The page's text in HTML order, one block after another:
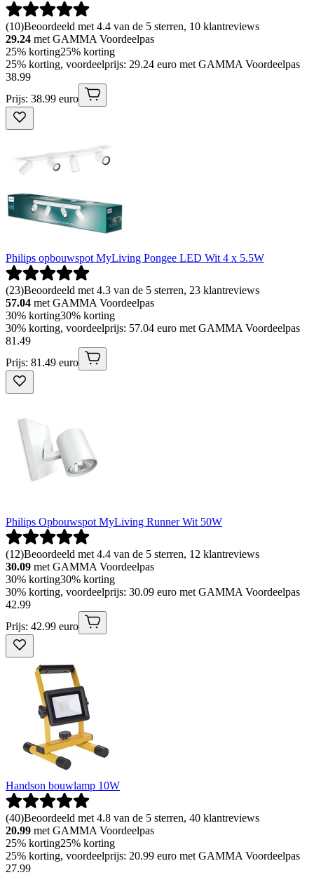
(10)Beoordeeld met 4.4 van de 5 sterren, 10 klantreviews
29.24 met GAMMA Voordeelpas
25% korting25% korting
25% korting, voordeelprijs: 29.24 euro met GAMMA Voordeelpas
38.99
Prijs: 38.99 euro
Philips opbouwspot MyLiving Pongee LED Wit 4 x 5.5W
(23)Beoordeeld met 4.3 van de 5 sterren, 23 klantreviews
57.04 met GAMMA Voordeelpas
30% korting30% korting
30% korting, voordeelprijs: 57.04 euro met GAMMA Voordeelpas
81 .49
Prijs: 81.49 euro
Philips Opbouwspot MyLiving Runner Wit 50W
(12)Beoordeeld met 4.4 van de 5 sterren, 12 klantreviews
30.09 met GAMMA Voordeelpas
30% korting30% korting
30% korting, voordeelprijs: 30.09 euro met GAMMA Voordeelpas
42.99
Prijs: 42.99 euro
Handson bouwlamp 10W
(40)Beoordeeld met 4.8 van de 5 sterren, 40 klantreviews
20.99 met GAMMA Voordeelpas
25% korting25% korting
25% korting, voordeelprijs: 20.99 euro met GAMMA Voordeelpas
27.99